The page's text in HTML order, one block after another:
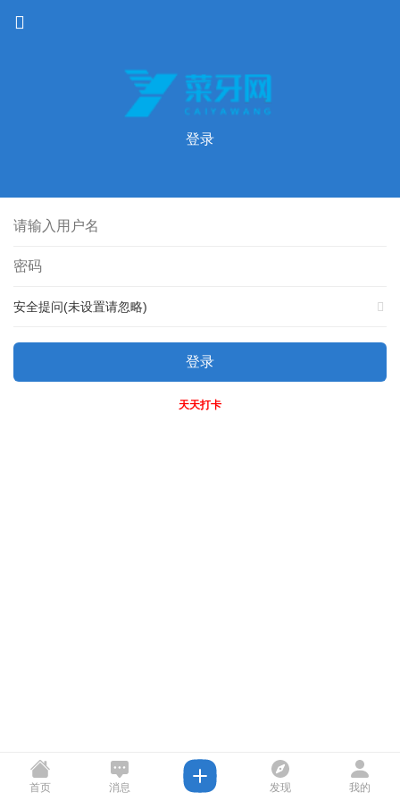
登录
安全提问(未设置请忽略)
登录
天天打卡
首页 消息 发现 我的